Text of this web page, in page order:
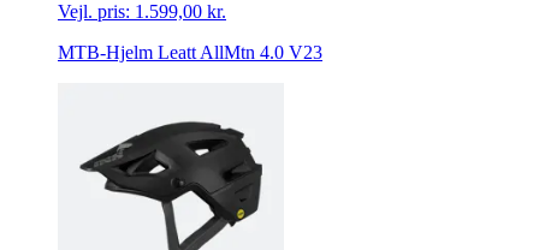
Vejl. pris: 1.599,00 kr.
MTB-Hjelm Leatt AllMtn 4.0 V23